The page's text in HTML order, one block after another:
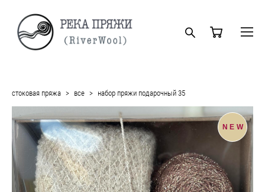
стоковая пряжа > все > набор пряжи подарочный 35
NEW